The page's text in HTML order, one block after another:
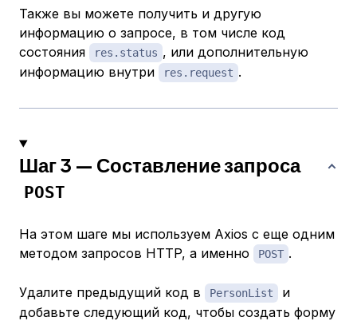
Также вы можете получить и другую
информацию о запросе, в том числе код
состояния
res.status , или дополнительную
информацию внутри
res.request .
Шаг 3 — Составление запроса
POST
На этом шаге мы используем Axios с еще одним
методом запросов HTTP, а именно
POST .
Удалите предыдущий код в PersonList
и
добавьте следующий код, чтобы создать форму